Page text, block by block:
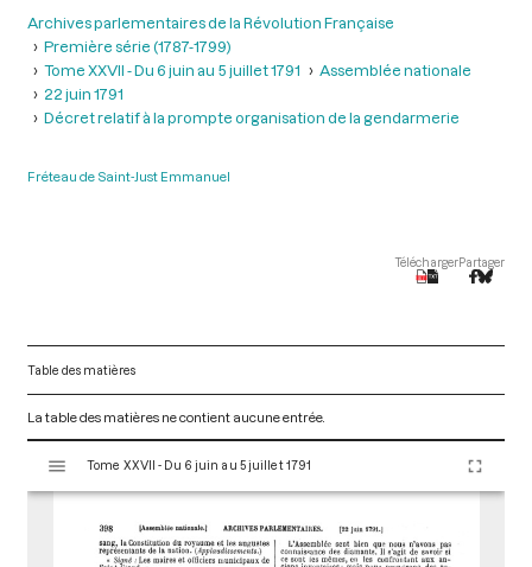
Archives parlementaires de la Révolution Française
Première série (1787-1799)
Tome XXVII - Du 6 juin au 5 juillet 1791
Assemblée nationale
22 juin 1791
Décret relatif à la prompte organisation de la gendarmerie
Fréteau de Saint-Just Emmanuel
TéléchargerPartager
Table des matières
La table des matières ne contient aucune entrée.
s
Tome XXVII - Du 6 juin au 5 juillet 1791